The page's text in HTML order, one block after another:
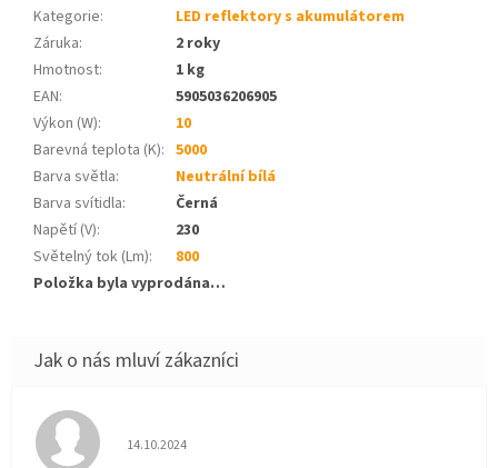
Kategorie:
LED reflektory s akumulátorem
Záruka:
2 roky
Hmotnost:
1 kg
EAN:
5905036206905
Výkon (W):
10
Barevná teplota (K): 5000
Barva světla:
Neutrální bílá
Barva svítidla:
Černá
Napětí (V):
230
Světelný tok (Lm):
800
Položka byla vyprodána…
Hodnocení obchodu je 5 z 5 hvězdiček.
14.10.2024